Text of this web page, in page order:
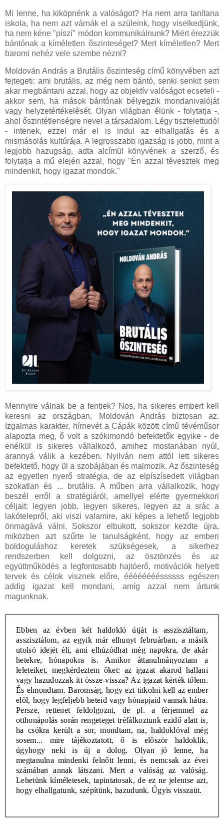
Mi lenne, ha kiköpnénk a valóságot? Ha nem arra tanítana
iskola, ha nem azt várnák el a szüleink, hogy viselkedjünk,
ha nem kéne "píszí" módon kommunikálnunk? Miért érezzük
bántónak a kíméletlen őszinteséget? Mert kíméletlen? Mert
baromi nehéz vele szembe nézni?
Moldován András a Brutális őszinteség című könyvében azt
fejtegeti: ami brutális, az még nem bántó, senki senkit sem
akar megbántani azzal, hogy az objektív valóságot ecseteli -
akkor sem, ha mások bántónak bélyegzik mondanivalóját
vagy helyzetértékelését. Olyan világban élünk - folytatja -,
ahol őszintétlenségre nevel a társadalom. Légy tisztelettudó!
- intenek, ezzel már el is indul az elhallgatás és a
mismásolás kultúrája. A legrosszabb igazság is jobb, mint a
legjobb hazugság, adta alcímül könyvének a szerző, és
folytatja a mű elején azzal, hogy "Én azzal tévesztek meg
mindenkit, hogy igazat mondok."
Mennyire válnak be a fentiek? Nos, ha sikeres embert kell
keresni az országban, Moldován András biztosan az.
Izgalmas karakter, hírnevét a Cápák között című tévéműsor
alapozta meg, ő volt a szókimondó befektetők egyike - de
enélkül is sikeres vállalkozó, amihez mostanában nyúl,
arannyá válik a kezében. Nyilván nem attól lett sikeres
befektető, hogy ül a szobájában és malmozik. Az őszinteség
az egyetlen nyerő stratégia, de az elpíszísedett világban
szokatlan és ... brutális. A műben arra vállalkozik, hogy
beszél erről a stratégiáról, amellyel elérte gyermekkori
céljait: legyen jobb, legyen sikeres, legyen az a srác a
lakótelepről, aki viszi valamire, aki képes a lehető legjobb
önmagává válni. Sokszor elbukott, sokszor kezdte újra,
miközben azt szűrte le tanulságként, hogy az emberi
boldoguláshoz keretek szükségesek, a sikerhez
rendszerben kell dolgozni, az ösztönzés és az
együttműködés a legfontosabb hajtóerő, motivációk helyett
tervek és célok visznek előre, ééééééééssssss egészen
addig igazat kell mondani, amíg azzal nem ártunk
magunknak.
Ebben az évben két haldokló útját is asszisztáltam,
asszisztálom, az egyik már elhunyt februárban, a másik
utolsó idejét éli, ami elhúzódhat még napokra, de akár
hetekre, hónapokra is. Amikor áttanulmányoztam a
leleteiket, megkérdeztem őket: az igazat akarod hallani
vagy hazudozzak itt össze-vissza? Az igazat kérték tőlem.
És elmondtam. Baromság, hogy ezt titkolni kell az ember
elől, hogy legfeljebb heteid vagy hónapjaid vannak hátra.
Persze, rettenet feldolgozni, de pl. a férjemmel az
otthonápolás során rengeteget tréfálkoztunk ezidő alatt is,
ha csókra került a sor, mondtam, na, haldoklóval még
sosem... mire tájékoztatott, ő is először haldoklik,
úgyhogy neki is új a dolog. Olyan jó lenne, ha
megtanulna mindenki felnőtt lenni, és nemcsak az évei
számában annak látszani. Mert a valóság az valóság.
Lehetünk kíméletesek, tapintatosak, de ez ne jelentse azt,
hogy elhallgatunk, szépítünk, hazudunk. Úgyis visszaüt.